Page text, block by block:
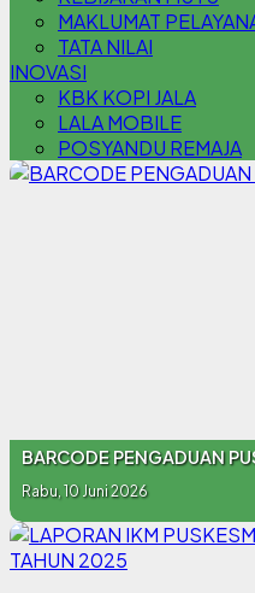
MAKLUMAT
TATA NILAI
INOVASI
KBK KOPI JALA
LALA MOBILE
POSYANDU REMAJA
BARCODE PENGADUAN
Rabu, 10 Juni 2026